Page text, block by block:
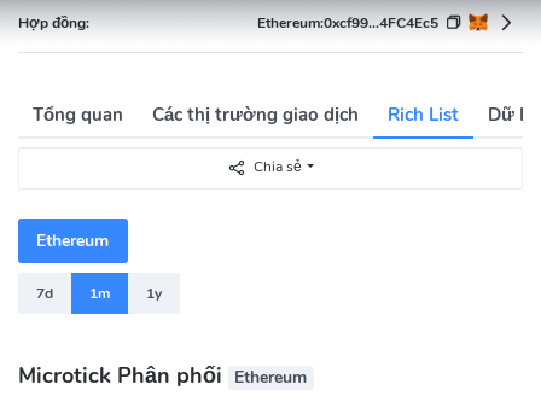
Hợp đồng: Ethereum:0xcf99...4FC4Ec5
Tổng quan Các thị trường giao dịch Rich List Dữ
Chia sẻ
Ethereum
7d 1m 1y
Microtick Phân phối Ethereum